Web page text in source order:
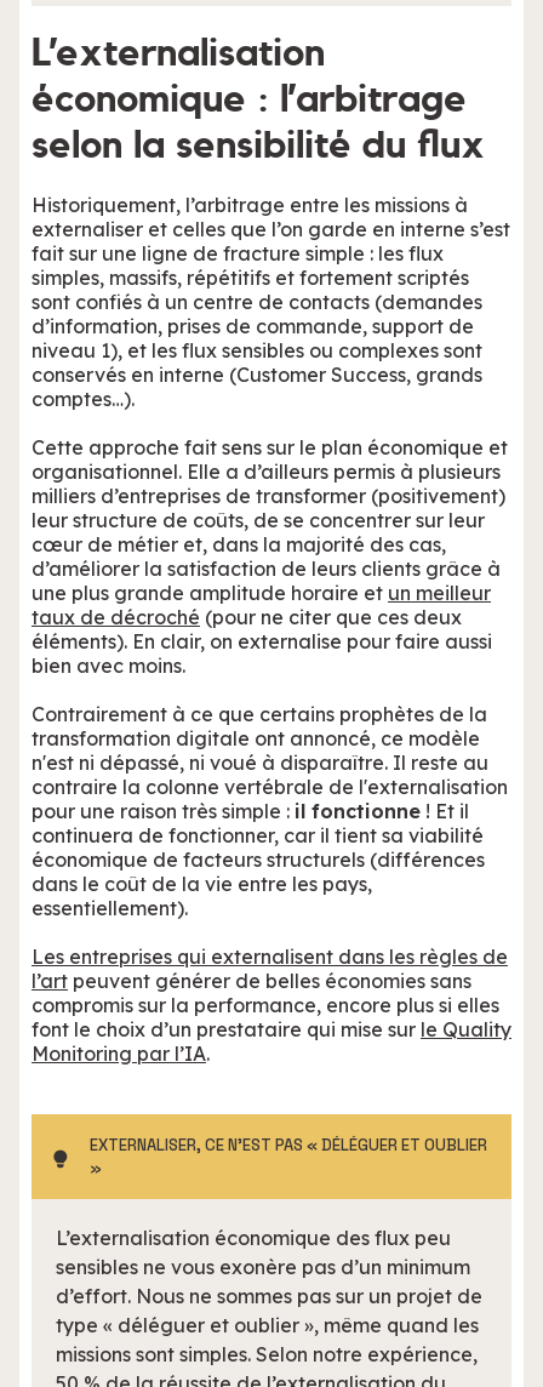
L’externalisation
économique : l’arbitrage
selon la sensibilité du flux
Historiquement, l’arbitrage entre les missions à
externaliser et celles que l’on garde en interne s’est
fait sur une ligne de fracture simple : les flux
simples, massifs, répétitifs et fortement scriptés
sont confiés à un centre de contacts (demandes
d’information, prises de commande, support de
niveau 1), et les flux sensibles ou complexes sont
conservés en interne (Customer Success, grands
comptes…).
Cette approche fait sens sur le plan économique et
organisationnel. Elle a d’ailleurs permis à plusieurs
milliers d’entreprises de transformer (positivement)
leur structure de coûts, de se concentrer sur leur
cœur de métier et, dans la majorité des cas,
d’améliorer la satisfaction de leurs clients grâce à
une plus grande amplitude horaire et un meilleur
taux de décroché (pour ne citer que ces deux
éléments). En clair, on externalise pour faire aussi
bien avec moins.
Contrairement à ce que certains prophètes de la
transformation digitale ont annoncé, ce modèle
n'est ni dépassé, ni voué à disparaître. Il reste au
contraire la colonne vertébrale de l'externalisation
pour une raison très simple : il fonctionne ! Et il
continuera de fonctionner, car il tient sa viabilité
économique de facteurs structurels (différences
dans le coût de la vie entre les pays,
essentiellement).
Les entreprises qui externalisent dans les règles de
l’art peuvent générer de belles économies sans
compromis sur la performance, encore plus si elles
font le choix d’un prestataire qui mise sur le Quality
Monitoring par l’IA.
EXTERNALISER, CE N’EST PAS « DÉLÉGUER ET OUBLIER
»
L’externalisation économique des flux peu
sensibles ne vous exonère pas d’un minimum
d’effort. Nous ne sommes pas sur un projet de
type « déléguer et oublier », même quand les
missions sont simples. Selon notre expérience,